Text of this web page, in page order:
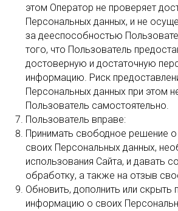
этом Оператор не проверяет
Персональных данных, и не
за дееспособностью
того, что Пользователь
достоверную и достаточную
информацию. Риск
Персональных данных при этом
Пользователь самостоятельно.
Пользователь вправе:
Принимать свободное решение о
своих Персональных данных,
использования Сайта, и давать
обработку, а также на отзыв
Обновить, дополнить или скрыть
информацию о своих